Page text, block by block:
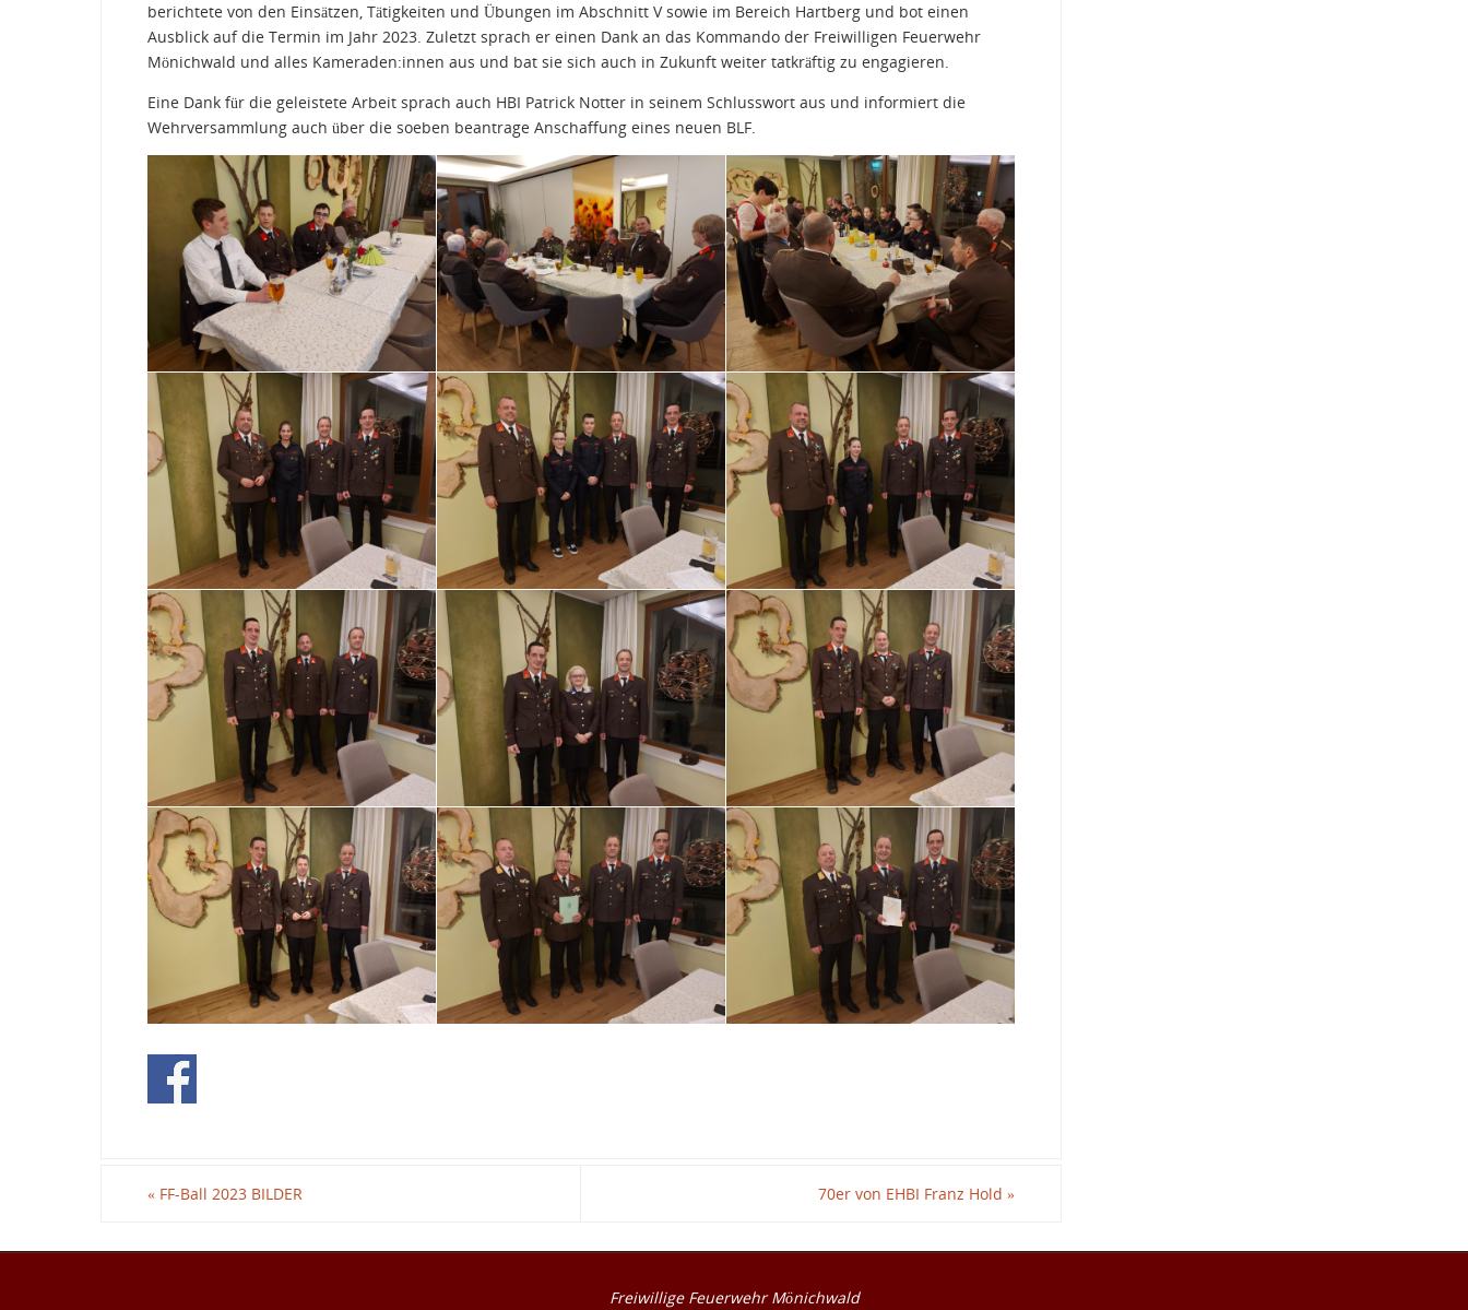
berichtete von den Einsätzen, Tätigkeiten und Übungen im Abschnitt V sowie im Bereich Hartberg und bot einen
Ausblick auf die Termin im Jahr 2023. Zuletzt sprach er einen Dank an das Kommando der Freiwilligen Feuerwehr
Mönichwald und alles Kameraden:innen aus und bat sie sich auch in Zukunft weiter tatkräftig zu engagieren.
Eine Dank für die geleistete Arbeit sprach auch HBI Patrick Notter in seinem Schlusswort aus und informiert die
Wehrversammlung auch über die soeben beantrage Anschaffung eines neuen BLF.
« FF-Ball 2023 BILDER 70er von EHBI Franz Hold »
Freiwillige Feuerwehr Mönichwald